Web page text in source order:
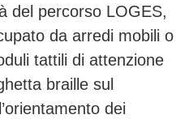
del percorso LOGES,
da arredi mobili o
tattili di attenzione
braille sul
dei